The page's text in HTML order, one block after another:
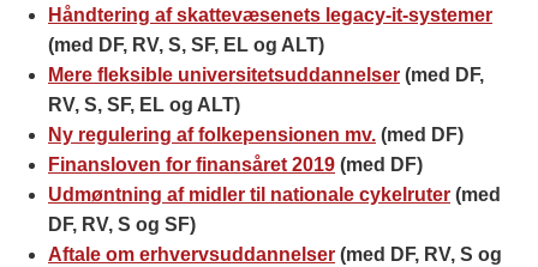
Håndtering af skattevæsenets legacy-it-systemer
(med DF, RV, S, SF, EL og ALT)
Mere fleksible universitetsuddannelser (med DF,
RV, S, SF, EL og ALT)
Ny regulering af folkepensionen mv. (med DF)
Finansloven for finansåret 2019 (med DF)
Udmøntning af midler til nationale cykelruter (med
DF, RV, S og SF)
Aftale om erhvervsuddannelser (med DF, RV, S og